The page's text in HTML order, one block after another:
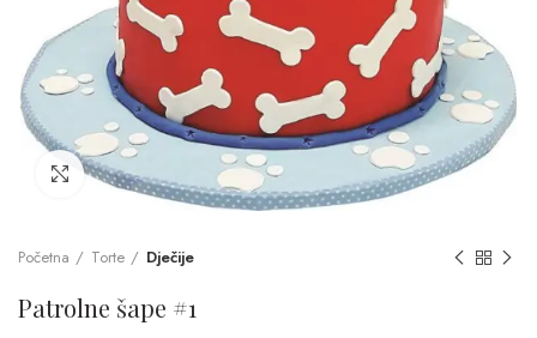
Click to enlarge
Početna Torte Dječije
Patrolne šape #1